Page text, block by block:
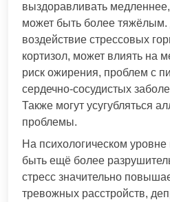
выздоравливать
может быть более
воздействие стрессовых
кортизол, может влиять на
риск ожирения, проблем с
сердечно-сосудистых
Также могут усугубляться
проблемы.
На психологическом уровне
быть ещё более
стресс значительно
тревожных расстройств,